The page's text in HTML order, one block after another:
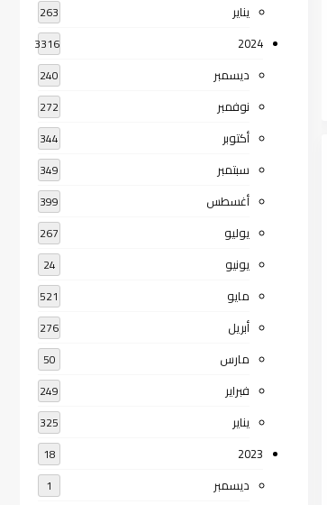
يناير 263
2024
3316
ديسمبر 240
نوفمبر 272
أكتوبر 344
سبتمبر 349
أغسطس 399
يوليو 267
يونيو 24
مايو 521
أبريل 276
مارس 50
فبراير 249
يناير 325
2023
18
ديسمبر 1